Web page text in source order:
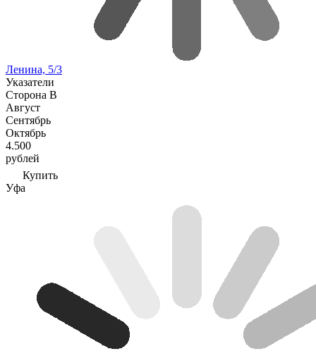
Ленина, 5/3
Указатели
Сторона В
Август
Сентябрь
Октябрь
4.500
рублей
Купить
Уфа